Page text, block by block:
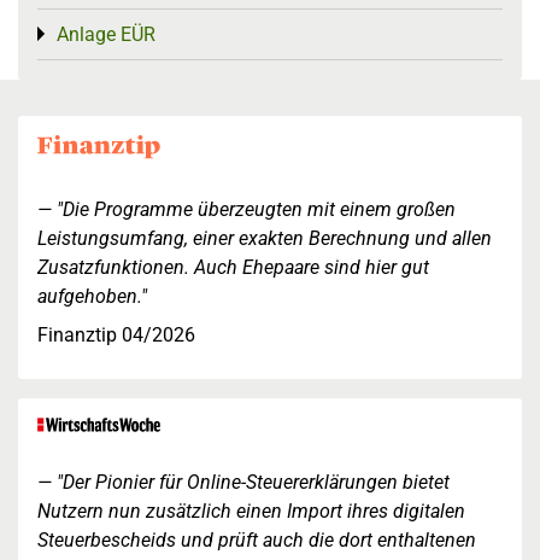
Anlage EÜR
Toggle menu
"Die Programme überzeugten mit einem großen
Leistungsumfang, einer exakten Berechnung und allen
Zusatzfunktionen. Auch Ehepaare sind hier gut
aufgehoben."
Finanztip 04/2026
"Der Pionier für Online-Steuererklärungen bietet
Nutzern nun zusätzlich einen Import ihres digitalen
Steuerbescheids und prüft auch die dort enthaltenen